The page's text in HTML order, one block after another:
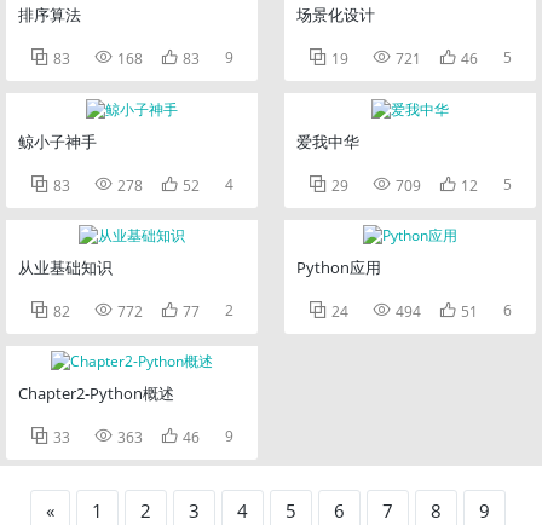
排序算法
 83  168  83 9
鲸小子神手
 83  278  52 4
从业基础知识
 82  772  77 2
Chapter2-Python概述
 33  363  46 9
场景化设计
 19  721  46 5
爱我中华
 29  709  12 5
Python应用
 24  494  51 6
« 1 2 3 4 5 6 7 8
9